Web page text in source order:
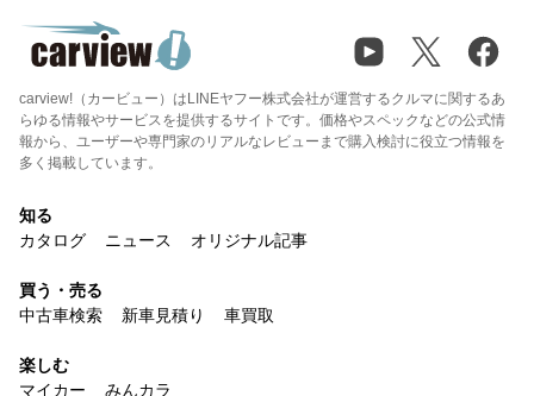
carview!（カービュー）はLINEヤフー株式会社が運営するクルマに関するあ
らゆる情報やサービスを提供するサイトです。価格やスペックなどの公式情
報から、ユーザーや専門家のリアルなレビューまで購入検討に役立つ情報を
多く掲載しています。
知る
カタログ
ニュース オリジナル記事
買う・売る
中古車検索
新車見積り 車買取
楽しむ
マイカー
みんカラ